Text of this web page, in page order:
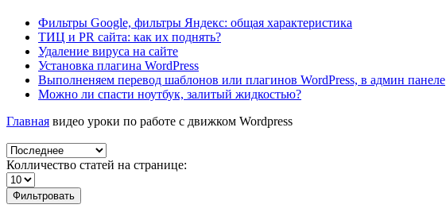
Фильтры Google, фильтры Яндекс: общая характеристика
ТИЦ и PR сайта: как их поднять?
Удаление вируса на сайте
Установка плагина WordPress
Выполненяем перевод шаблонов или плагинов WordPress, в админ панеле
Можно ли спасти ноутбук, залитый жидкостью?
Главная видео уроки по работе с движком Wordpress
Колличество статей на странице:
Фильтровать